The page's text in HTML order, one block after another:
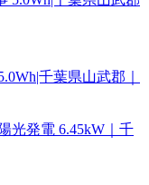
千葉県山武郡｜